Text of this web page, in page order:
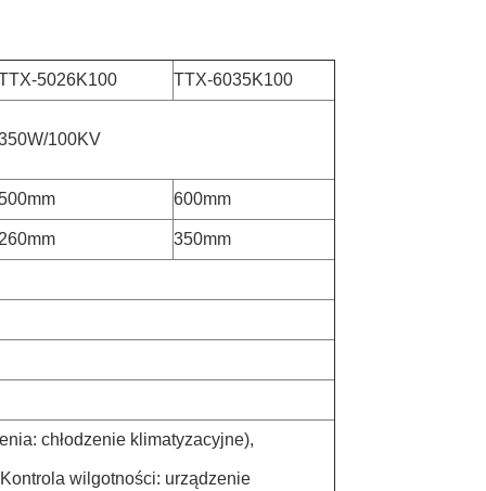
5026K100 TTX-6035K100
100KV
600mm
350mm
chłodzenie klimatyzacyjne),
wilgotności: urządzenie